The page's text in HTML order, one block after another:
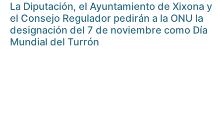
La Diputación, el Ayuntamiento de Xixona y
el Consejo Regulador pedirán a la ONU la
designación del 7 de noviembre como Día
Mundial del Turrón